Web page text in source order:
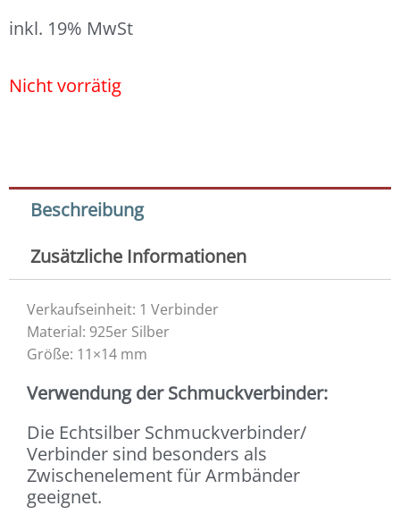
inkl. 19% MwSt
Nicht vorrätig
Beschreibung
Zusätzliche Informationen
Verkaufseinheit: 1 Verbinder
Material: 925er Silber
Größe: 11×14 mm
Verwendung der Schmuckverbinder:
Die Echtsilber Schmuckverbinder/
Verbinder sind besonders als
Zwischenelement für Armbänder
geeignet.